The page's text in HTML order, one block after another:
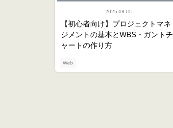
Web
2025-08-05
【初心者向け】プロジェクトマネ
ジメントの基本とWBS・ガントチ
ャートの作り方